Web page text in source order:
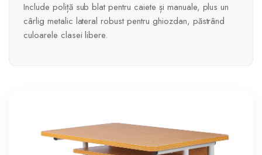
Include poliță sub blat pentru caiete și manuale, plus un
cârlig metalic lateral robust pentru ghiozdan, păstrând
culoarele clasei libere.